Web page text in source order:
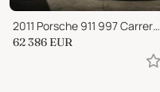
2011 Porsche 911 997 Carrera S Cabriolet Manual
62 386 EUR